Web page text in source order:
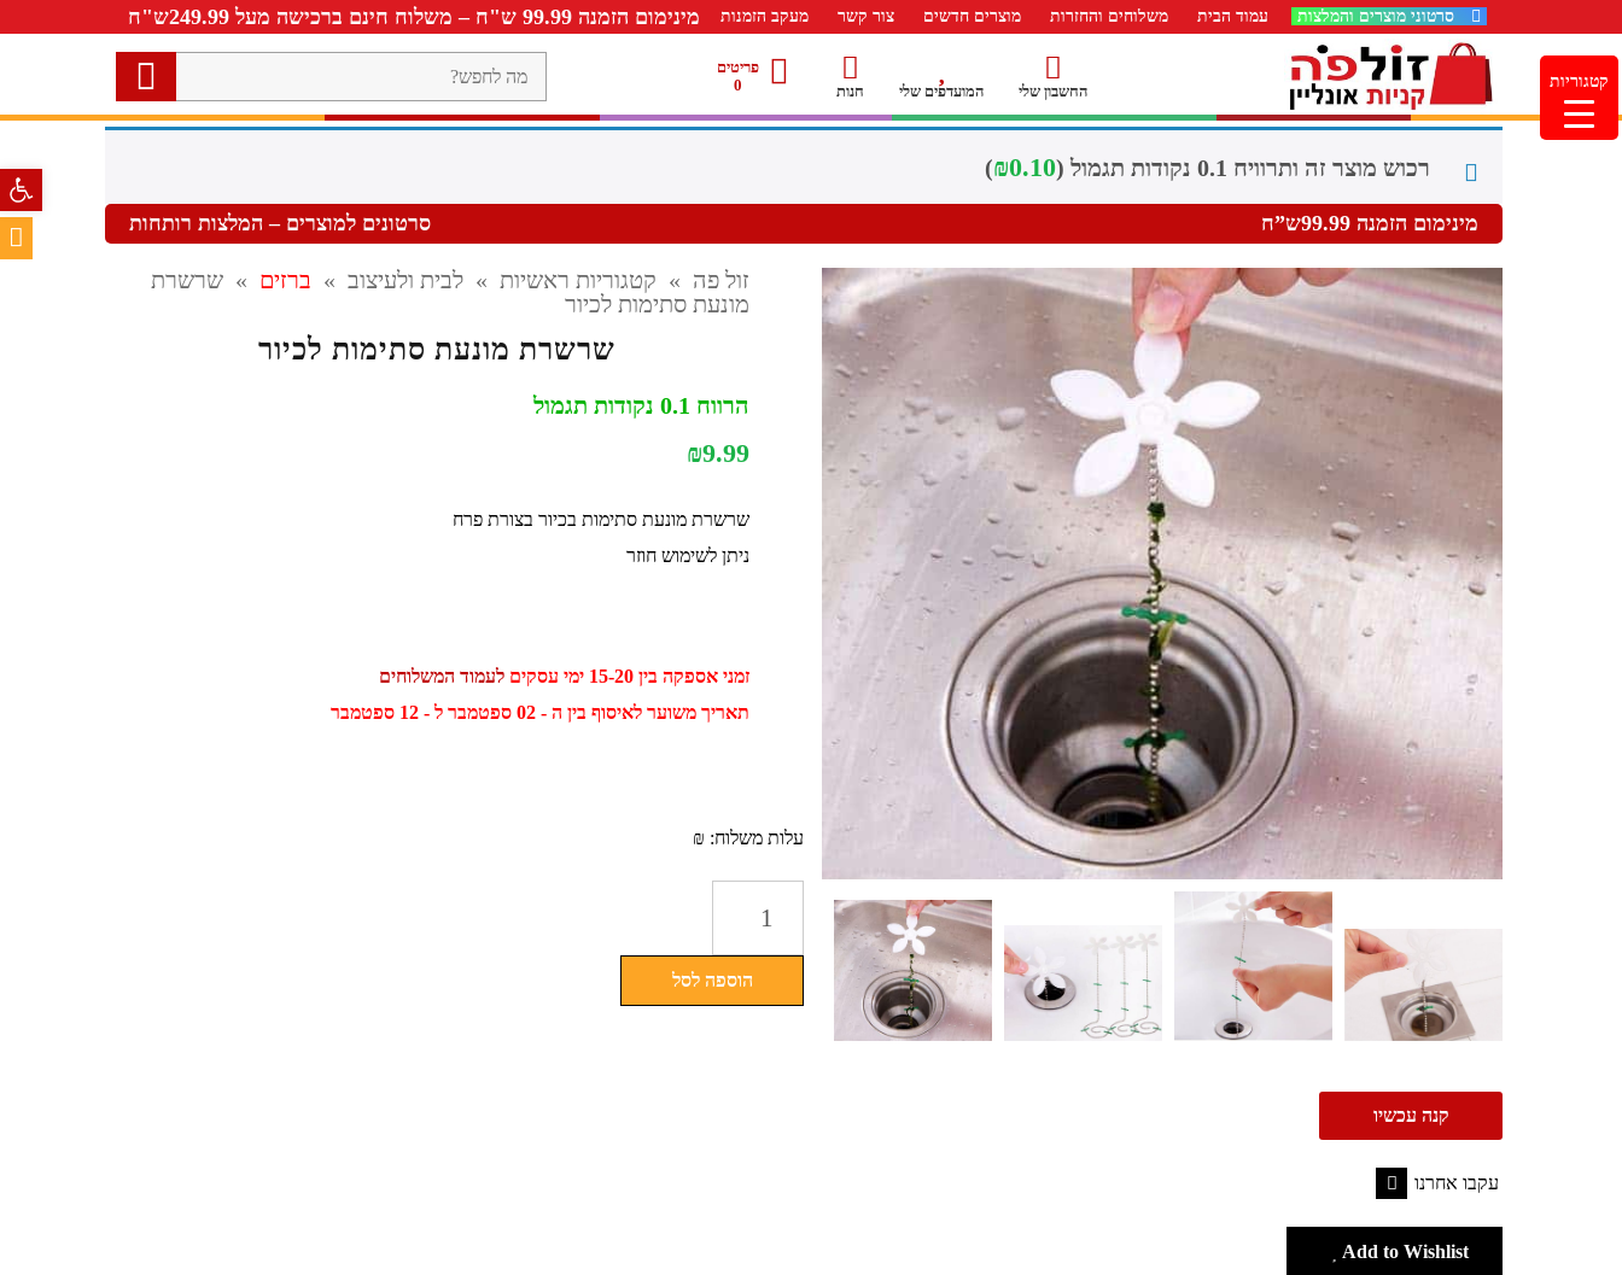
סרטוני מוצרים והמלצות עמוד הבית משלוחים והחזרות מוצרים חדשים צור קשר מעקב הזמנות מינימום הזמנה 99.99 ש"ח – משלוח חינם ברכישה מעל 249.99ש"ח
החשבון שלי המועדפים שלי חנות
פריטים
0
לחפש?
רכוש מוצר זה ותרוויח 0.1 נקודות תגמול ( ₪0.10
)
מינימום הזמנה 99.99ש”ח סרטונים למוצרים – המלצות רותחות
זול פה » קטגוריות ראשיות » לבית ולעיצוב » ברזים » שרשרת
מונעת סתימות לכיור
שרשרת מונעת סתימות לכיור
הרווח 0.1 נקודות תגמול
₪9.99
שרשרת מונעת סתימות בכיור בצורת פרח
ניתן לשימוש חוזר
זמני אספקה בין 15-20 ימי עסקים
לעמוד המשלוחים
תאריך משוער לאיסוף בין ה - 02 ספטמבר ל - 12 ספטמבר
עלות משלוח: ₪
מונעת
הוספה לסל
קנה עכשיו
עקבו אחרנו
Add to Wishlist
קטגוריות
פתח